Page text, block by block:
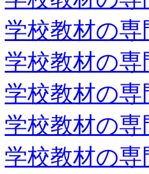
学校教材の専
学校教材の専
学校教材の専
学校教材の専
学校教材の専